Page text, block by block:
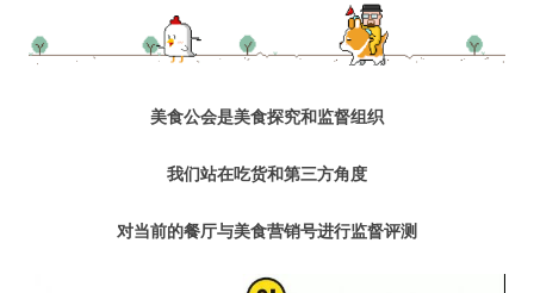
悬赏测评
私家厨房
美食公会是美食探究和监督组织
我们站在吃货和第三方角度
对当前的餐厅与美食营销号进行监督评测